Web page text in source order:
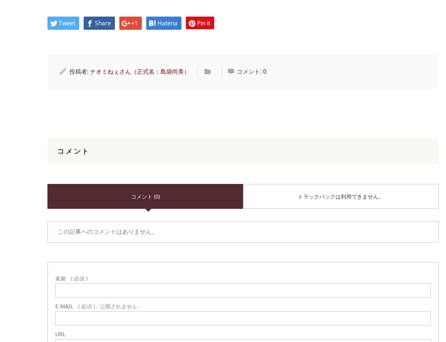
Tweet Share +1 Hatena Pin it
投稿者:ナオミねぇさん（正式名：島袋尚美） コメント:0
コメント
コメント (0) トラックバックは利用できません。
この記事へのコメントはありません。
名前 ( 必須 )
E-MAIL ( 必須 ) - 公開されません -
URL